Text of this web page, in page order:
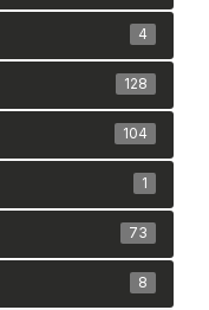
4
128
104
1
73
8